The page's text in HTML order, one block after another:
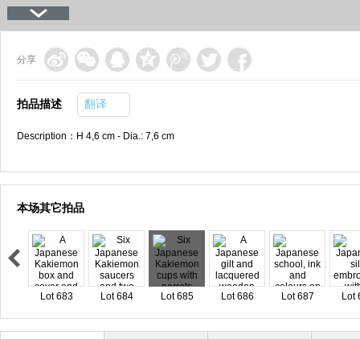
分享
拍品描述 翻译
Description：H 4,6 cm - Dia.: 7,6 cm
本场其它拍品
Lot 683 Lot 684 Lot 685 Lot 686 Lot 687 Lot